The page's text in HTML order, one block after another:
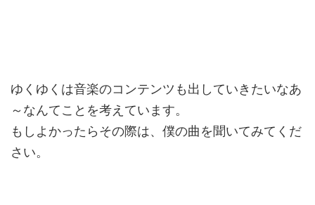
ゆくゆくは音楽のコンテンツも出していきたいなあ
～なんてことを考えています。
もしよかったらその際は、僕の曲を聞いてみてくだ
さい。